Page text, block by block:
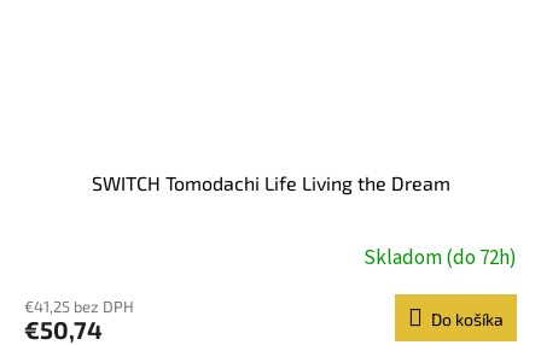
SWITCH Tomodachi Life Living the Dream
Skladom (do 72h)
€41,25 bez DPH
€50,74 Do košíka